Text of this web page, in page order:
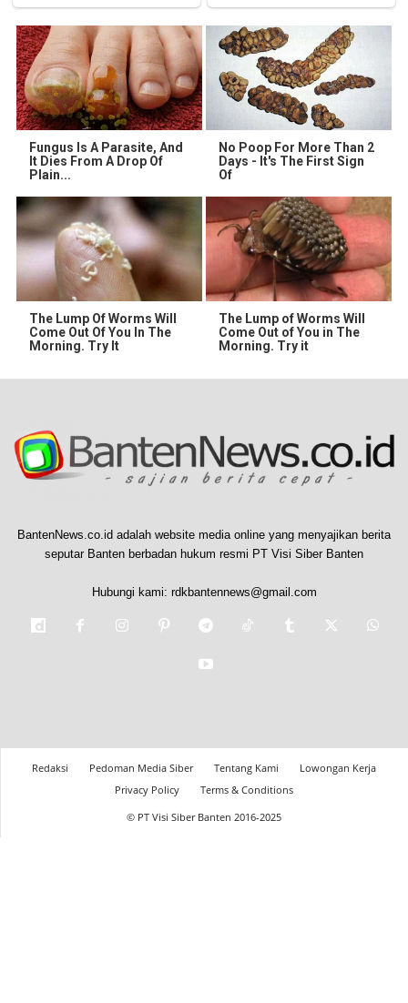
Fungus Is A Parasite, And
It Dies From A Drop Of
Plain...
No Poop For More Than 2
Days - It's The First Sign
Of
The Lump Of Worms Will
Come Out Of You In The
Morning. Try It
The Lump of Worms Will
Come Out of You in The
Morning. Try it
BantenNews.co.id adalah website media online yang menyajikan berita
seputar Banten berbadan hukum resmi PT Visi Siber Banten
Hubungi kami: rdkbantennews@gmail.com
Redaksi Pedoman Media Siber Tentang Kami
Lowongan Kerja
Privacy Policy
Terms & Conditions
© PT Visi Siber Banten 2016-2025